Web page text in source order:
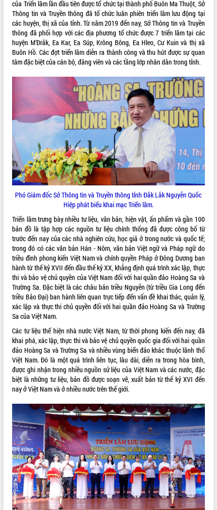
Loading the player...
Khám bệnh, cấp phát thuốc miễn phí
và tặng quà người dân xã Cư Pui
Hội nghị UBND tỉnh Đắk Lắk thường kỳ
tháng 7/2026
Lễ truy tặng danh hiệu “Bà Mẹ Việt
Nam Anh hùng” và trao Huân chương
Lao động
UBND tỉnh Đắk Lắk triển khai nhiệm
vụ 6 tháng cuối năm 2026
Kỳ họp thứ Hai, Hội đồng nhân dân
tỉnh khóa XI quyết nghị nhiều nội dung
quan trọng
Bí thư Tỉnh ủy Lương Nguyễn Minh
Triết thăm, tặng quà người có công với
cách mạng
Rà soát, hoàn thiện hệ thống thiết chế
văn hóa, thể thao đáp ứng yêu cầu
phát triển mới
Thường trực HĐND tỉnh Đắk Lắk gặp
mặt Đoàn chuyên gia y tế TP. Hồ Chí
Minh
Lễ truy điệu và an táng hài cốt liệt sĩ
tại Nghĩa trang Liệt sĩ xã Sơn Hòa
Bàn giải pháp tháo gỡ khó khăn trong
xuất khẩu sầu riêng và triển khai quy
định EUDR
Thứ trưởng Bộ Nông nghiệp và Môi
trường Nguyễn Hoàng Hiệp khảo sát
vùng trồng và doanh nghiệp đóng gói
sầu riêng tại Đắk Lắk
Trình diễn nghệ thuật chế biến các
món ăn từ sầu riêng
Đắk Lắk công bố Quy hoạch và xúc
tiến đầu tư tỉnh
Ngành cá ngừ Đắk Lắk chủ động thích
ứng để giữ vững thị trường xuất khẩu
Diễn đàn Kinh tế tư nhân Việt Nam đột
phá cơ chế - Hợp tác công tư
ALBUM ẢNH
LIÊN KẾT WEB
Hôm nay: 30545
Tất cả: 66043285
của Triển lãm lần đầu tiên được tổ chức tại thành phố Buôn Ma Thuột, Sở
Thông tin và Truyền thông đã tổ chức luân phiên triển lãm lưu động tại
các huyện, thị xã của tỉnh. Từ năm 2019 đến nay, Sở Thông tin và Truyền
thông đã phối hợp với các địa phương tổ chức được 7 triển lãm tại các
huyện M’Đrắk, Ea Kar, Ea Súp, Krông Bông, Ea Hleo, Cư Kuin và thị xã
Buôn Hồ. Các đợt triển lãm diễn ra thành công và thu hút được sự quan
tâm đặc biệt của cán bộ, đảng viên và các tầng lớp nhân dân trong tỉnh.
Phó Giám đốc Sở Thông tin và Truyền thông tỉnh Đắk Lắk Nguyễn Quốc
Hiệp phát biểu khai mạc Triển lãm.
Triển lãm trưng bày nhiều tư liệu, văn bản, hiện vật, ấn phẩm và gần 100
bản đồ là tập hợp các nguồn tư liệu chính thống đã được công bố từ
trước đến nay của các nhà nghiên cứu, học giả ở trong nước và quốc tế;
trong đó có các văn bản Hán - Nôm, văn bản Việt ngữ và Pháp ngữ do
triều đình phong kiến Việt Nam và chính quyền Pháp ở Đông Dương ban
hành từ thế kỷ XVII đến đầu thế kỷ XX, khẳng định quá trình xác lập, thực
thi và bảo vệ chủ quyền của Việt Nam đối với hai quần đảo Hoàng Sa và
Trường Sa. Đặc biệt là các châu bản triều Nguyễn (từ triều Gia Long đến
triều Bảo Đại) ban hành liên quan trực tiếp đến vấn đề khai thác, quản lý,
xác lập và thực thi chủ quyền đối với hai quần đảo Hoàng Sa và Trường
Sa của Việt Nam.
Các tư liệu thể hiện nhà nước Việt Nam, từ thời phong kiến đến nay, đã
khai phá, xác lập, thực thi và bảo vệ chủ quyền quốc gia đối với hai quần
đảo Hoàng Sa và Trường Sa và nhiều vùng biển đảo khác thuộc lãnh thổ
Việt Nam. Đó là một quá trình liên tục, lâu dài, diễn ra trong hòa bình,
được ghi nhận trong nhiều nguồn sử liệu của Việt Nam và các nước, đặc
biệt là những tư liệu, bản đồ được soạn vẽ, xuất bản từ thế kỷ XVI đến
nay ở Việt Nam và ở nhiều nước trên thế giới.